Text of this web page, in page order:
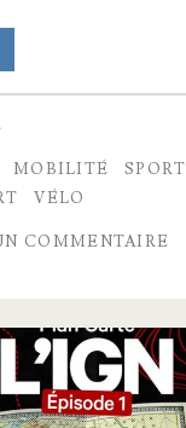
entreprise
MOBILITÉ
SPORT
VÉLO
COMMENTAIRE